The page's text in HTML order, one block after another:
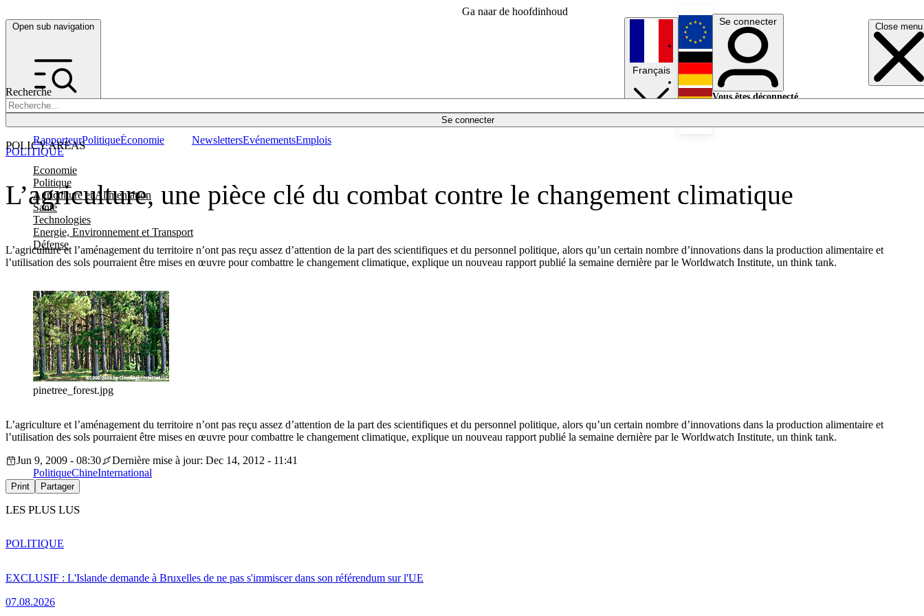
Ga naar de hoofdinhoud
Open sub navigation Close menu
Recherche
Se connecter
POLICY AREAS
Economie
Politique
Agriculture et Alimentation
Santé
Technologies
Energie, Environnement et Transport
Défense
RapporteurPolitiqueÉconomie NewslettersEvénementsEmplois
Français
English
Deutsch
Se connecter
Vous êtes déconnecté.
L’agriculture, une pièce clé du combat contre le changement climatique
L’agriculture et l’aménagement du territoire n’ont pas reçu assez d’attention de la part des scientifiques et du personnel politique, alors qu’un certain nombre d’innovations dans la production alimentaire et
l’utilisation des sols pourraient être mises en œuvre pour combattre le changement climatique, explique un nouveau rapport publié la semaine dernière par le Worldwatch Institute, un think tank.
POLITIQUE
pinetree_forest.jpg
L’agriculture et l’aménagement du territoire n’ont pas reçu assez d’attention de la part des scientifiques et du personnel politique, alors qu’un certain nombre d’innovations dans la production alimentaire et
l’utilisation des sols pourraient être mises en œuvre pour combattre le changement climatique, explique un nouveau rapport publié la semaine dernière par le Worldwatch Institute, un think tank.
Jun 9, 2009 - 08:30
Dernière mise à jour: Dec 14, 2012 - 11:41
PolitiqueChineInternational
Print Partager
LES PLUS LUS
EXCLUSIF : L'Islande demande à Bruxelles de ne pas s'immiscer dans son référendum sur l'UE
07.08.2026
POLITIQUE